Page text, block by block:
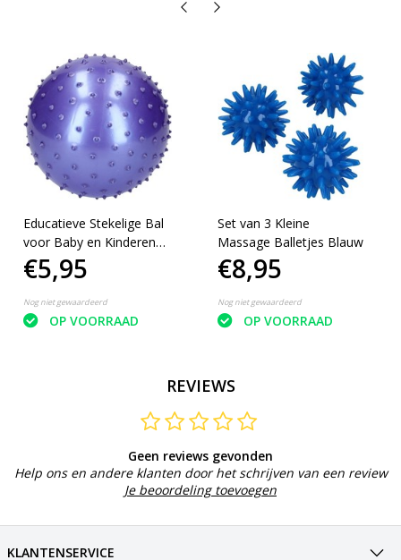
Educatieve Stekelige Bal
voor Baby en Kinderen
19cm Paars
€5,95
Nog niet gewaardeerd
OP VOORRAAD
Set van 3 Kleine
Massage Balletjes Blauw
€8,95
Nog niet gewaardeerd
OP VOORRAAD
REVIEWS
Geen reviews gevonden
Help ons en andere klanten door het schrijven van een review
Je beoordeling toevoegen
KLANTENSERVICE